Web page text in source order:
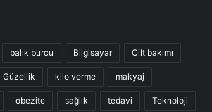
balık burcu Bilgisayar Cilt bakımı
Güzellik kilo verme makyaj
obezite sağlık tedavi Teknoloji